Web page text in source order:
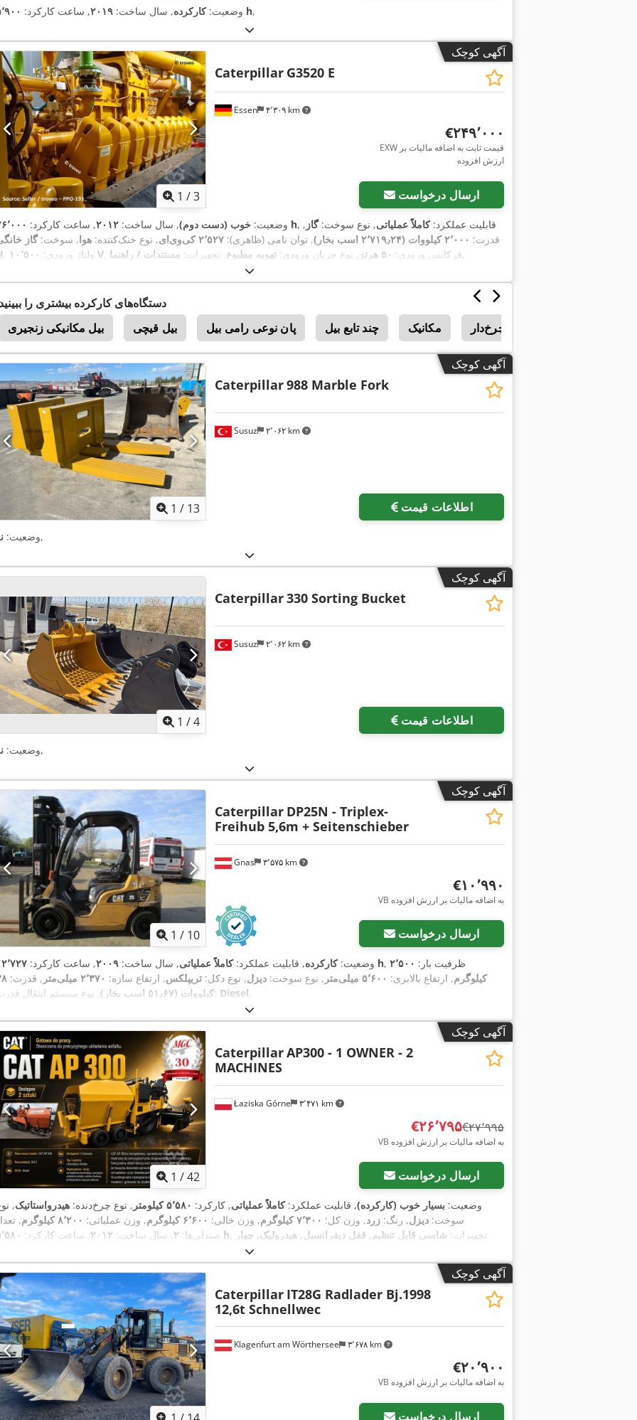
وضعیت:کارکرده, سال ساخت: ۲۰۱۹, ساعت کارکرد: ۵٬۹۰۰ h,
آگهی کوچک
1 /3
Essen ۴٬۳۰۹ km
Caterpillar G3520 E
‎€۲۴۹٬۰۰۰
EXW قیمت ثابت به اضافه مالیات بر
ارزش افزوده
ارسال درخواست
وضعیت: خوب (دست دوم), سال ساخت: ۲۰۱۲, ساعت کارکرد: ۲۶٬۰۰۰ h , قابلیت عملکرد:کاملاً عملیاتی, نوع سوخت:گاز ,
قدرت: ۲٬۰۰۰ کیلووات (۲٬۷۱۹٫۲۴ اسب بخار) , توان نامی (ظاهری): ۲٬۵۲۷ کی‌وی‌ای , نوع خنک‌کننده: هوا, سوخت:گاز
, ولتاژ ورودی: ۱۰٬۵۰۰ V , فرکانس ورودی: ۵۰ هرتز , نوع جریان ورودی: تهویه مطبوع, تجهیزات: مستندات / راهنما ,
دستگاه‌های کارکرده بیشتری را ببینید
بیل مکانیکی زنجیری
بیل قیچی پان نوعی رامی بیل چند تابع بیل مکانیک لودر چرخ‌دار
آگهی کوچک
1 / 13
Susuz ۲٬۰۶۲ km
Caterpillar988 Marble Fork
اطلاعات قیمت
وضعیت:,
آگهی کوچک
1 /4
Susuz ۲٬۰۶۲ km
Caterpillar330 Sorting Bucket
اطلاعات قیمت
وضعیت:,
آگهی کوچک
1 / 10
Gnas ۳٬۵۷۵ km
Caterpillar DP25N - Triplex-
Freihub 5,6m + Seitenschieber
‎€۱۰٬۹۹۰
VB به اضافه مالیات بر ارزش افزوده
ارسال درخواست
وضعیت:کارکرده, قابلیت عملکرد:کاملاً عملیاتی, سال ساخت: ۲۰۰۹, ساعت کارکرد: ۱۲٬۷۲۷ h , ظرفیت بار: ۲٬۵۰۰
کیلوگرم, ارتفاع بالابری: ۵٬۶۰۰ میلی‌متر , نوع سوخت: دیزل, نوع دکل: تریپلکس, ارتفاع سازه: ۲٬۳۷۰ میلی‌متر , قدرت:
کیلووات (۵۱٫۶۷ اسب بخار), نوع سیستم انتقال قدرت: Diesel,
آگهی کوچک
1 /42
Łaziska Górne ۳٬۴۷۱ km
CaterpillarAP300 - 1 OWNER - 2
MACHINES
‎€۲۶٬۷۹۵ ‎€۲۷٬۹۹۵
VB به اضافه مالیات بر ارزش افزوده
ارسال درخواست
وضعیت: بسیار خوب (کارکرده), قابلیت عملکرد:کاملاً عملیاتی, کارکرد: ۵٬۵۸۰ کیلومتر , نوع چرخ‌دنده: هیدرواستاتیک,
سوخت: دیزل, رنگ: زرد, وزن کل: ۷٬۳۰۰ کیلوگرم , وزن خالی: ۶٬۶۰۰ کیلوگرم , وزن عملیاتی: ۸٬۲۰۰ کیلوگرم
,
صندلی‌ها: ۲, سال ساخت: ۲۰۱۲, ساعت کارکرد: ۵٬۵۸۰ h , تجهیزات: شاسی قابل تنظیم, قفل دیفرانسیل, هیدرولیک, چهار
آگهی کوچک
Klagenfurt am Wörthersee ۳٬۶۷۸ km
Caterpillar IT28G Radlader Bj.1998
12,6t Schnellwec
‎€۲۰٬۹۰۰
VB به اضافه مالیات بر ارزش افزوده
ارسال درخواست